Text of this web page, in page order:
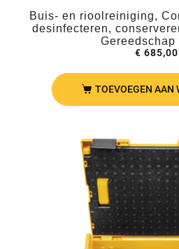
Buis- en rioolreiniging,
desinfecteren,
Gereedschap
€ 685,00
TOEVOEGEN AAN